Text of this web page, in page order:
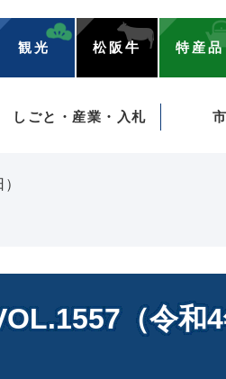
観光 松阪牛 特産品
しごと・産業・入札
（令和